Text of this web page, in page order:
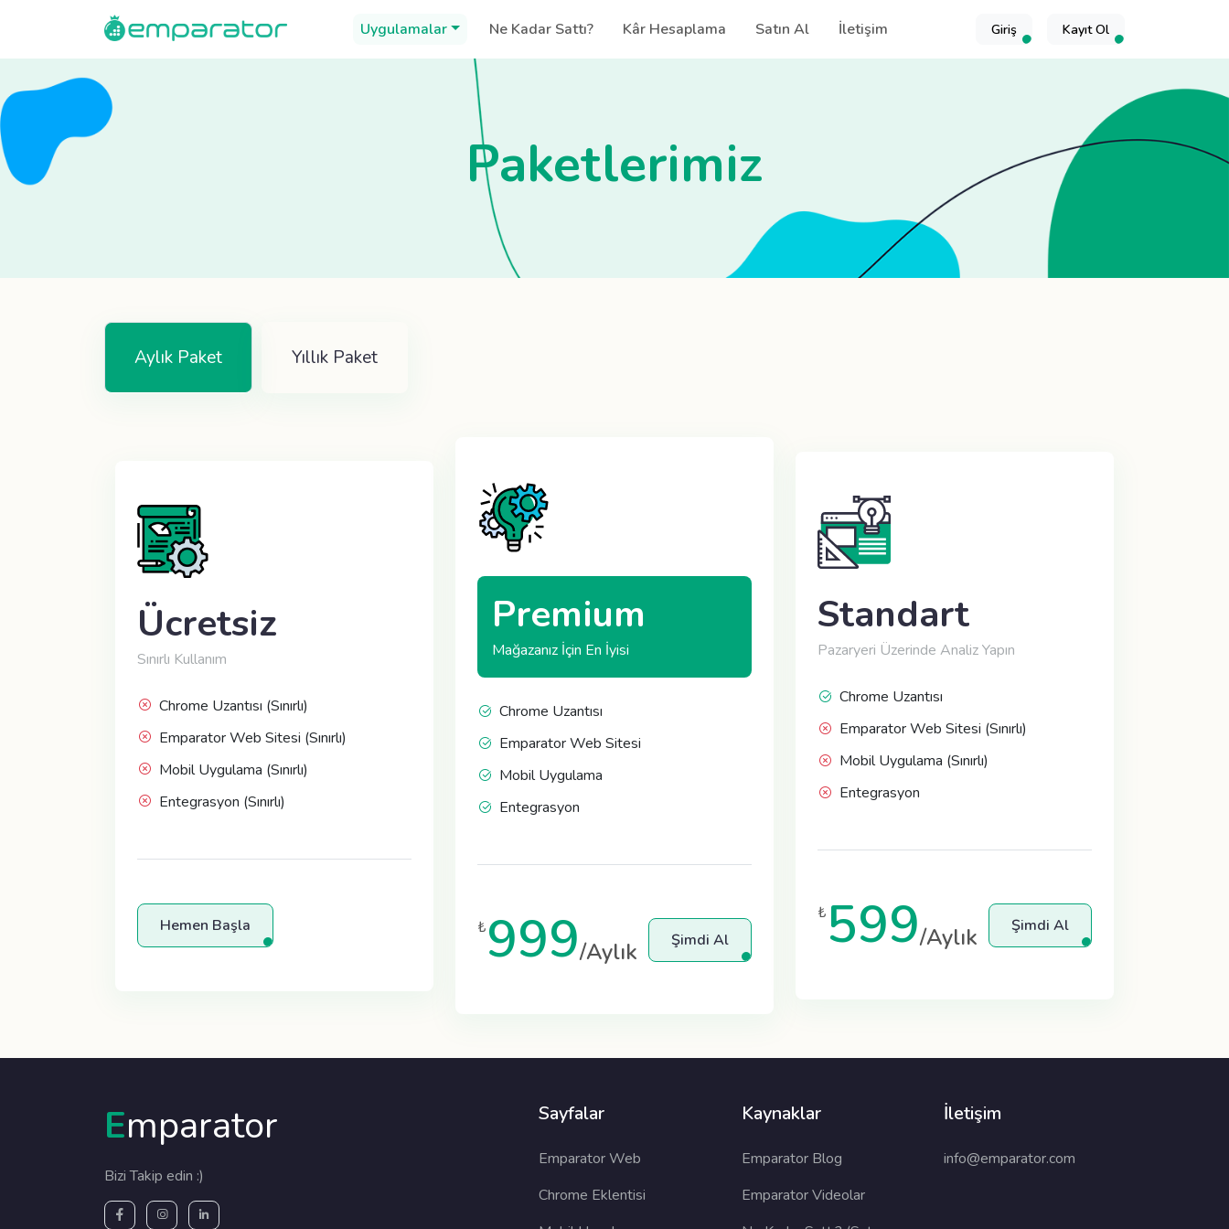
Uygulamalar Ne Kadar Sattı? Kâr Hesaplama Satın Al İletişim Giriş Kayıt Ol
Paketlerimiz
Aylık Paket Yıllık Paket
Ücretsiz
Sınırlı Kullanım
Chrome Uzantısı (Sınırlı)
Emparator Web Sitesi (Sınırlı)
Mobil Uygulama (Sınırlı)
Entegrasyon (Sınırlı)
Hemen Başla
Premium
Mağazanız İçin En İyisi
Chrome Uzantısı
Emparator Web Sitesi
Mobil Uygulama
Entegrasyon
₺999/Aylık Şimdi Al
Standart
Pazaryeri Üzerinde Analiz Yapın
Chrome Uzantısı
Emparator Web Sitesi (Sınırlı)
Mobil Uygulama (Sınırlı)
Entegrasyon
₺ 599/Aylık Şimdi Al
Emparator
Bizi Takip edin :)
Sayfalar
Emparator Web
Chrome Eklentisi
Kaynaklar
Emparator Blog
Emparator Videolar
İletişim
info@emparator.com